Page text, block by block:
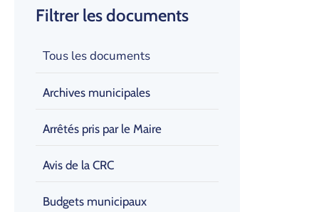
Filtrer les documents
Tous les documents
Archives municipales
Arrêtés pris par le Maire
Avis de la CRC
Budgets municipaux